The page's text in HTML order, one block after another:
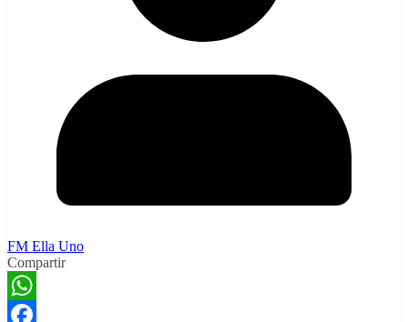
FM Ella Uno
Compartir
WhatsApp